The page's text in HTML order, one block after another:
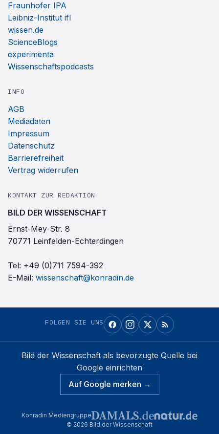
Fraunhofer IPA
Leibniz-Institut ifl
wissen.de
ScienceBlogs
experimenta
Wissenschaftspodcasts
INFO
AGB
Mediadaten
Impressum
Datenschutz
Barrierefreiheit
Vertrag widerrufen
KONTAKT ZUR REDAKTION
BILD DER WISSENSCHAFT
Ernst-Mey-Str. 8
70771 Leinfelden-Echterdingen
Tel: +49 (0)711 7594-392
E-Mail: wissenschaft@konradin.de
FOLGEN SIE UNS
Bild der Wissenschaft als bevorzugte Quelle bei
Google einrichten
Auf Google merken →
Konradin Mediengruppe
© 2026 Bild der Wissenschaft